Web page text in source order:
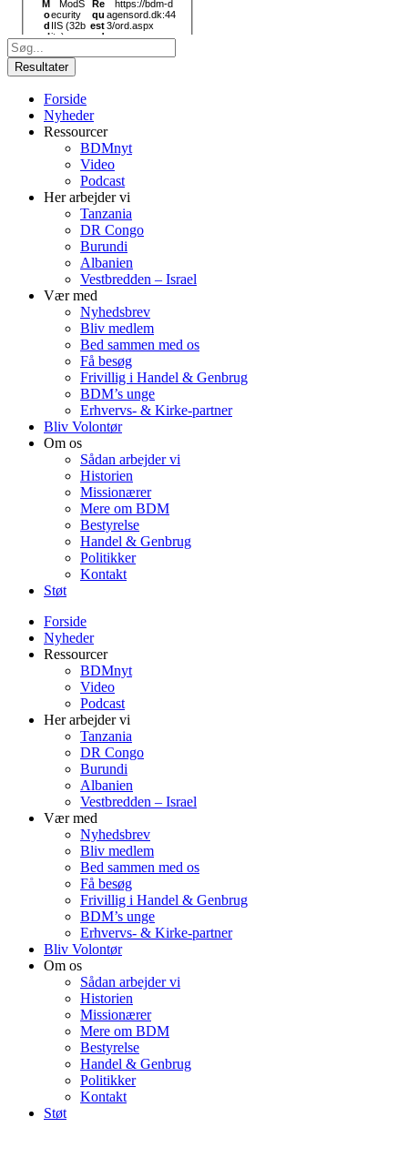
Search
...Resultater
Forside
Nyheder
Ressourcer
BDMnyt
Video
Podcast
Her arbejder vi
Tanzania
DR Congo
Burundi
Albanien
Vestbredden – Israel
Vær med
Nyhedsbrev
Bliv medlem
Bed sammen med os
Få besøg
Frivillig i Handel & Genbrug
BDM’s unge
Erhvervs- & Kirke-partner
Bliv Volontør
Om os
Sådan arbejder vi
Historien
Missionærer
Mere om BDM
Bestyrelse
Handel & Genbrug
Politikker
Kontakt
Støt
Forside
Nyheder
Ressourcer
BDMnyt
Video
Podcast
Her arbejder vi
Tanzania
DR Congo
Burundi
Albanien
Vestbredden – Israel
Vær med
Nyhedsbrev
Bliv medlem
Bed sammen med os
Få besøg
Frivillig i Handel & Genbrug
BDM’s unge
Erhvervs- & Kirke-partner
Bliv Volontør
Om os
Sådan arbejder vi
Historien
Missionærer
Mere om BDM
Bestyrelse
Handel & Genbrug
Politikker
Kontakt
Støt